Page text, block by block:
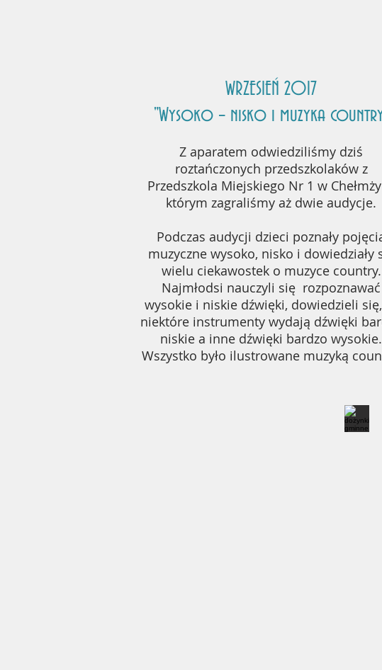
WRZESIEŃ 2017
"Wysoko – nisko i muzyka
Z aparatem odwiedziliśmy dziś
roztańczonych przedszkolaków z
Przedszkola Miejskiego Nr 1 w
którym zagraliśmy aż dwie audycje.
Podczas audycji dzieci poznały
muzyczne wysoko, nisko i dowiedziały
wielu ciekawostek o muzyce country.
Najmłodsi nauczyli się rozpoznawać
wysokie i niskie dźwięki, dowiedzieli
niektóre instrumenty wydają dźwięki
niskie a inne dźwięki bardzo wysokie.
Wszystko było ilustrowane muzyką